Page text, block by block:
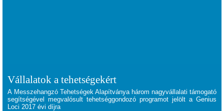
Vállalatok a tehetségekért
A Messzehangzó Tehetségek Alapítványa három nagyvállalati támogató
segítségével megvalósult tehetséggondozó programot jelölt a Genius
Loci 2017 évi díjra